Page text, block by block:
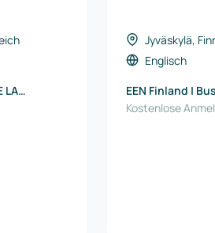
LA
Jyväskylä,
Englisch
EEN Finland |
Kostenlose